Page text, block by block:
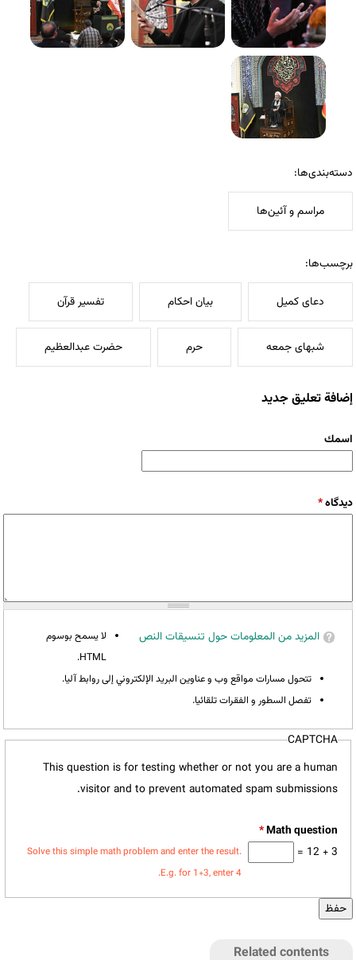
دسته‌بندی‌ها:
مراسم و آئین‌ها
برچسب‌ها:
دعای کمیل بیان احکام تفسیر قرآن
شبهای جمعه حرم حضرت عبدالعظیم
إضافة تعليق جديد
‏اسمك ‏
‏دیدگاه ‏*
المزيد من المعلومات حول تنسيقات النص
لا يسمح بوسوم
HTML.
تتحول مسارات مواقع وب و عناوين البريد الإلكتروني إلى روابط آليا.
تفصل السطور و الفقرات تلقائيا.
CAPTCHA
This question is for testing whether or not you are a human
visitor and to prevent automated spam submissions.
*
3 + 12 =
Solve this simple math problem and enter the result.
E.g. for 1+3, enter 4.
Related contents